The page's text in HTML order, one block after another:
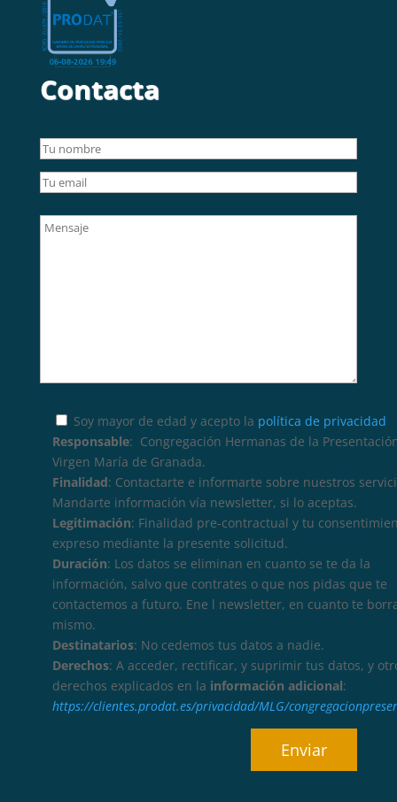
Contacta
Soy mayor de edad y acepto la política de privacidad
Responsable: Congregación Hermanas de la
Virgen María de Granada.
Finalidad: Contactarte e informarte sobre nuestros
Mandarte información vía newsletter, si lo aceptas.
Legitimación: Finalidad pre-contractual y tu
expreso mediante la presente solicitud.
Duración: Los datos se eliminan en cuanto se te da la
información, salvo que contrates o que nos pidas que te
contactemos a futuro. Ene l newsletter, en cuanto te
mismo.
Destinatarios: No cedemos tus datos a nadie.
Derechos: A acceder, rectificar, y suprimir tus datos, y
derechos explicados en la información adicional:
https://clientes.prodat.es/privacidad/MLG/